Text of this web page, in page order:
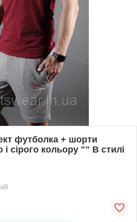
футболка + шорти
сірого кольору "" В стилі